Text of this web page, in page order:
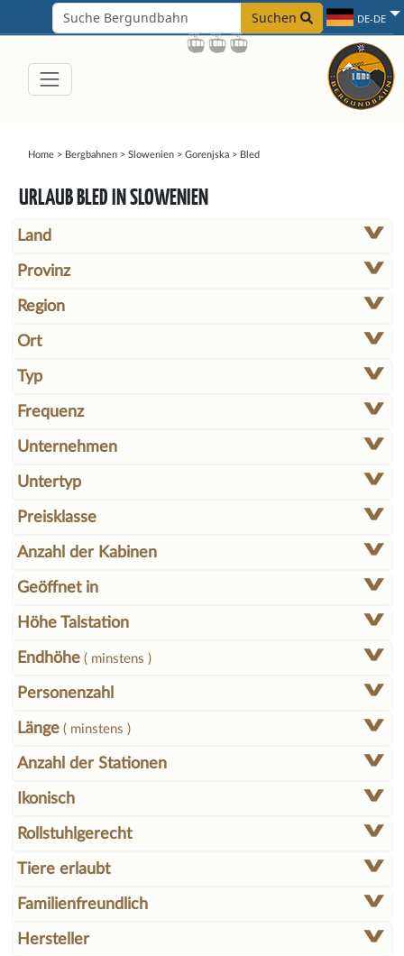
Suchen DE-DE
Home> Bergbahnen> Slowenien> Gorenjska> Bled
URLAUB BLED IN SLOWENIEN
Land
Provinz
Region
Ort
Typ
Frequenz
Unternehmen
Untertyp
Preisklasse
Anzahl der Kabinen
Geöffnet in
Höhe Talstation
Endhöhe( minstens )
Personenzahl
Länge( minstens )
Anzahl der Stationen
Ikonisch
Rollstuhlgerecht
Tiere erlaubt
Familienfreundlich
Hersteller